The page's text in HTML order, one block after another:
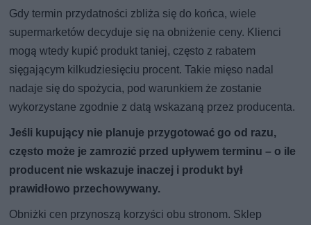
Gdy termin przydatności zbliża się do końca, wiele
supermarketów decyduje się na obniżenie ceny. Klienci
mogą wtedy kupić produkt taniej, często z rabatem
sięgającym kilkudziesięciu procent. Takie mięso nadal
nadaje się do spożycia, pod warunkiem że zostanie
wykorzystane zgodnie z datą wskazaną przez producenta.
Jeśli kupujący nie planuje przygotować go od razu,
często może je zamrozić przed upływem terminu – o ile
producent nie wskazuje inaczej i produkt był
prawidłowo przechowywany.
Obniżki cen przynoszą korzyści obu stronom. Sklep